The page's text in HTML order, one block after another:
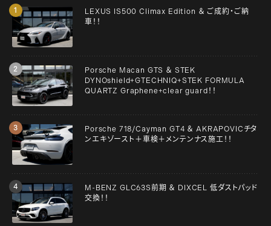
LEXUS IS500 Climax Edition ＆ ご成約・ご納
車！！
Porsche Macan GTS ＆ STEK
DYNOshield+GTECHNIQ+STEK FORMULA
QUARTZ Graphene+clear guard！！
Porsche 718/Cayman GT4 ＆ AKRAPOVICチタ
ンエキゾースト＋車検＋メンテンナス施工！！
M-BENZ GLC63S前期 ＆ DIXCEL 低ダストパッド
交換！！